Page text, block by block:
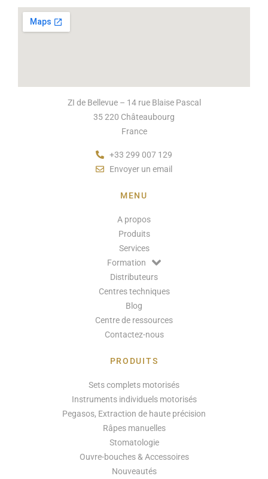
ZI de Bellevue – 14 rue Blaise Pascal
35 220 Châteaubourg
France
+33 299 007 129
Envoyer un email
MENU
A propos
Produits
Services
Formation
Distributeurs
Centres techniques
Blog
Centre de ressources
Contactez-nous
PRODUITS
Sets complets motorisés
Instruments individuels motorisés
Pegasos, Extraction de haute précision
Râpes manuelles
Stomatologie
Ouvre-bouches & Accessoires
Nouveautés